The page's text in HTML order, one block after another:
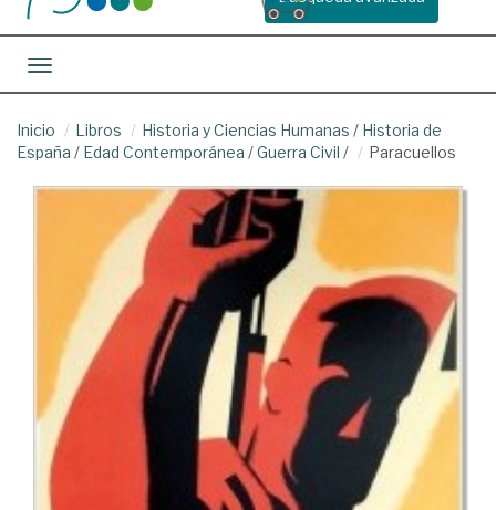
Toggle navigation
Inicio Libros Historia y Ciencias Humanas / Historia de
España / Edad Contemporánea /Guerra Civil / Paracuellos